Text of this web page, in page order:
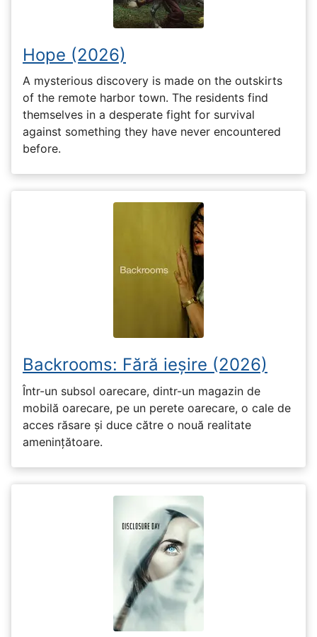
Hope (2026)
A mysterious discovery is made on the outskirts
of the remote harbor town. The residents find
themselves in a desperate fight for survival
against something they have never encountered
before.
Backrooms: Fără ieșire (2026)
Într-un subsol oarecare, dintr-un magazin de
mobilă oarecare, pe un perete oarecare, o cale de
acces răsare și duce către o nouă realitate
amenințătoare.